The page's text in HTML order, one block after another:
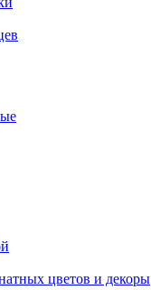
цветов и декоры